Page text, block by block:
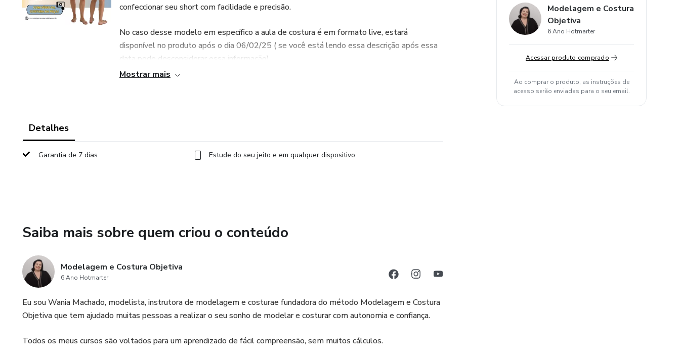
confeccionar seu short com facilidade e precisão.
No caso desse modelo em específico a aula de costura é em formato live, estará
disponível no produto após o dia 06/02/25 ( se você está lendo essa descrição após essa
data pode desconsiderar essa informação)
formatos de impressão: A4 e plotter, permitindo que você escolha a melhor opção de
acordo com seus recursos e preferências.
Mostrar mais
Detalhes
Garantia de 7 dias Estude do seu jeito e em qualquer dispositivo
Saiba mais sobre quem criou o conteúdo
Modelagem e Costura Objetiva
6 Ano Hotmarter
Eu sou Wania Machado, modelista, instrutora de modelagem e costurae fundadora do método Modelagem e Costura
Objetiva que tem ajudado muitas pessoas a realizar o seu sonho de modelar e costurar com autonomia e confiança.
Todos os meus cursos são voltados para um aprendizado de fácil compreensão, sem muitos cálculos.
Modelagem e Costura
Objetiva
6 Ano Hotmarter
Acessar produto comprado
Ao comprar o produto, as instruções de
acesso serão enviadas para o seu email.